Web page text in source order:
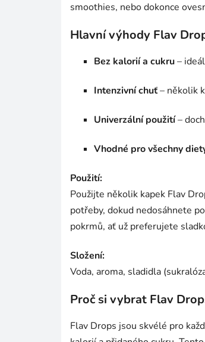
smoothies, nebo dokonce
Hlavní výhody Flav
Bez kalorií a cukru–
Intenzivní chuť– několik
Univerzální použití–
Vhodné pro všechny
Použití:
Použijte několik kapek Flav
potřeby, dokud nedosáhnete
pokrmů, ať už preferujete
Složení:
Voda, aroma, sladidla
Proč si vybrat Flav
Flav Drops jsou skvélé pro